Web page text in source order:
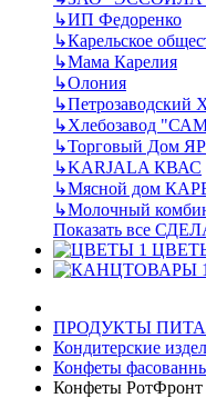
↳ИП Федоренко
↳Карельское
↳Мама Карелия
↳Олония
↳Петрозаводский
↳Хлебозавод
↳Торговый Дом
↳KARJALA КВАС
↳Мясной дом
↳Молочный
Показать все
ПРОДУКТЫ
Кондитерские
Конфеты
Конфеты РотФронт